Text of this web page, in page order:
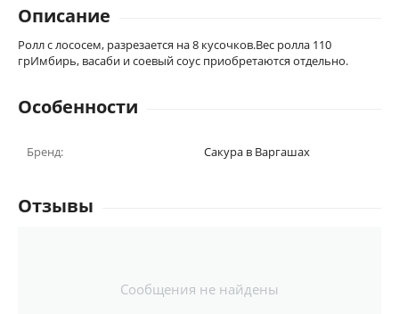
Описание
Ролл с лососем, разрезается на 8 кусочков.Вес ролла 110
грИмбирь, васаби и соевый соус приобретаются отдельно.
Особенности
Бренд: Сакура в Варгашах
Отзывы
Сообщения не найдены